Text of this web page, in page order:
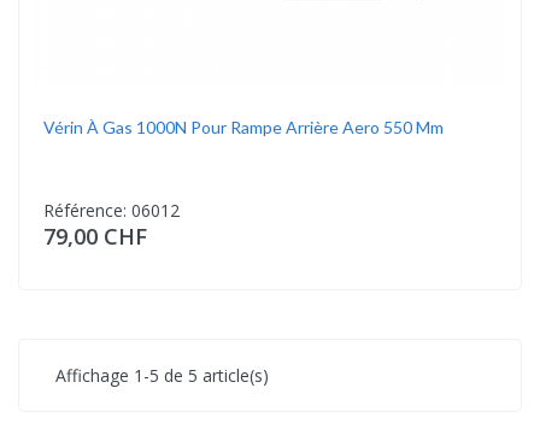
Vérin À Gas 1000N Pour Rampe Arrière Aero 550 Mm
Référence: 06012
79,00 CHF
Affichage 1-5 de 5 article(s)